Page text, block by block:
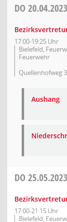
DO 20.04.2023
17:00-19:25 Uhr
Bielefeld,
Feuerwehr
Quellenhofweg
Aushang
DO 25.05.2023
17:00-21:15 Uhr
Bielefeld,